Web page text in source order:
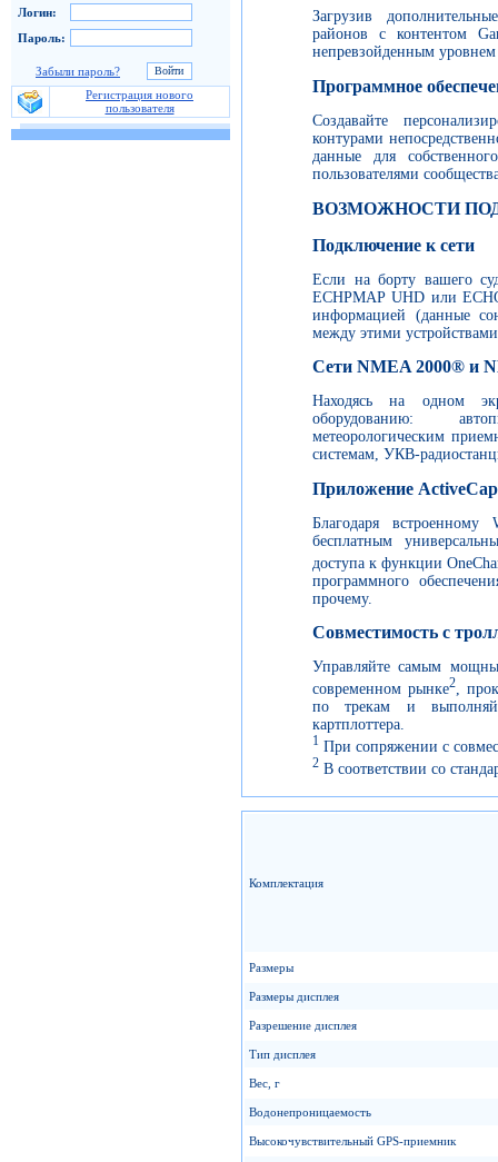
Логин:
Пароль:
Забыли пароль?
Регистрация нового
пользователя
Загрузив
районов с контентом
непревзойденным
Программное
Создавайте
контурами
данные для
пользователями
ВОЗМОЖНОСТИ
Подключение к сети
Если на борту вашего
ECHPMAP UHD или
информацией (данные
между этими
Сети NMEA 2000® и
Находясь на одном
оборудованию:
метеорологическим
системам, УКВ-
Приложение
Благодаря
бесплатным
доступа к функции
программного
прочему.
Совместимость с
Управляйте самым
современном рынке2 ,
по трекам и
картплоттера.
1 При сопряжении с
2 В соответствии со
Комплектация
Размеры
Размеры дисплея
Разрешение дисплея
Тип дисплея
Вес, г
Водонепроницаемость
Высокочувствительный GPS-приемник